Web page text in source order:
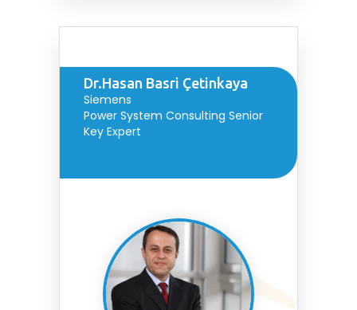
Dr.Hasan Basri Çetinkaya
Siemens
Power System Consulting Senior
Key Expert